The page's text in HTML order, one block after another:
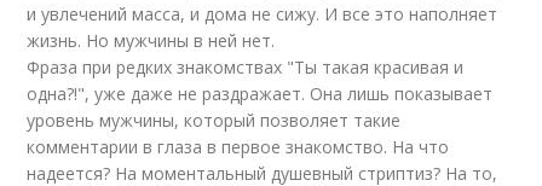
и увлечений масса, и дома не сижу. И все это наполняет
жизнь. Но мужчины в ней нет.
Фраза при редких знакомствах "Ты такая красивая и
одна?!", уже даже не раздражает. Она лишь показывает
уровень мужчины, который позволяет такие
комментарии в глаза в первое знакомство. На что
надеется? На моментальный душевный стриптиз? На то,